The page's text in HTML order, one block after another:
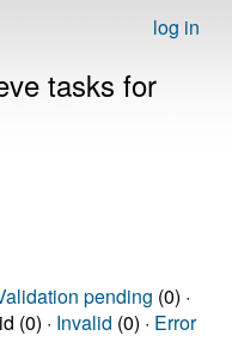
log in
tasks for
pending (0) ·
(0) · Invalid (0) · Error